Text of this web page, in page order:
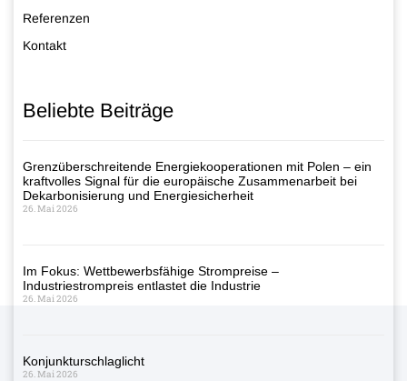
Referenzen
Kontakt
Beliebte Beiträge
Grenzüberschreitende Energiekooperationen mit Polen – ein
kraftvolles Signal für die europäische Zusammenarbeit bei
Dekarbonisierung und Energiesicherheit
26. Mai 2026
Im Fokus: Wettbewerbsfähige Strompreise –
Industriestrompreis entlastet die Industrie
26. Mai 2026
Konjunkturschlaglicht
26. Mai 2026